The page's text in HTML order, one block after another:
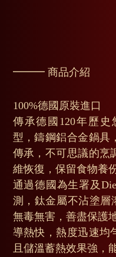
━━━ 商品介紹
100%德國原裝進口
傳承德國120年歷
型，鑄鋼鋁合金鍋具
傳承，不可思議的烹
維恢復，保留食物養
通過德國為生署及
測，鈦金屬不沾塗層
無毒無害，善盡保護
導熱快，熱度迅速均
且儲溫蓄熱效果強，